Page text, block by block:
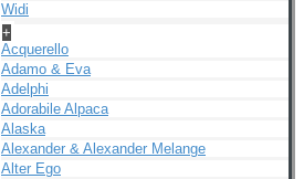
Widi
+
Acquerello
Adamo & Eva
Adelphi
Adorabile Alpaca
Alaska
Alexander & Alexander Melange
Alter Ego